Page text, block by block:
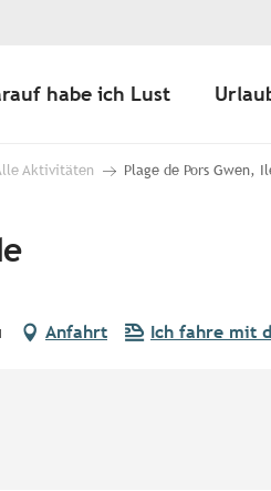
habe ich Lust
Aktivitäten Plage de Pors Gwen,
Anfahrt Ich fahre mit